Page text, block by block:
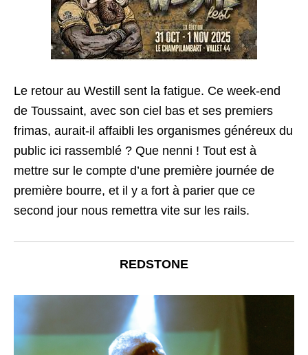
Le retour au Westill sent la fatigue. Ce week-end
de Toussaint, avec son ciel bas et ses premiers
frimas, aurait-il affaibli les organismes généreux du
public ici rassemblé ? Que nenni ! Tout est à
mettre sur le compte d’une première journée de
première bourre, et il y a fort à parier que ce
second jour nous remettra vite sur les rails.
REDSTONE